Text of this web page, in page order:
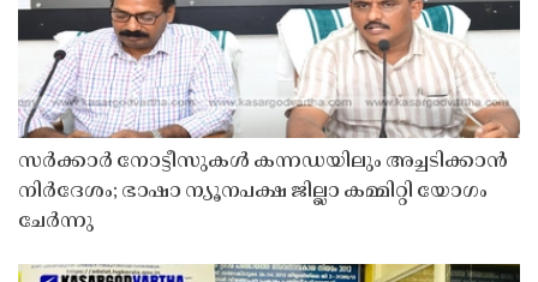
സർക്കാർ നോട്ടീസുകൾ കന്നഡയിലും അച്ചടിക്കാൻ
നിർദേശം; ഭാഷാ ന്യൂനപക്ഷ ജില്ലാ കമ്മിറ്റി യോഗം
ചേർന്നു